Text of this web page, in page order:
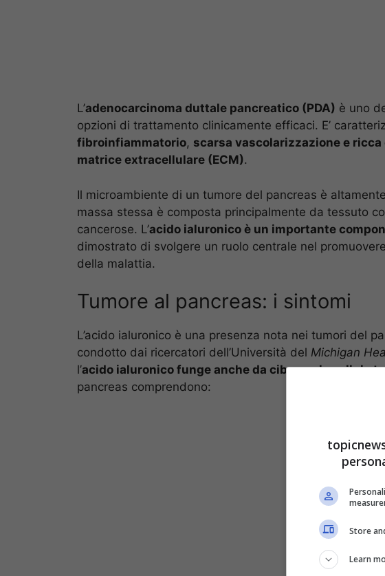
L’adenocarcinoma duttale pancreatico (PDA) è uno
opzioni di trattamento clinicamente efficaci. E’
fibroinfiammatorio, scarsa vascolarizzazione e
matrice extracellulare (ECM).
Il microambiente di un tumore del pancreas è
massa stessa è composta principalmente da tessuto
cancerose. L’acido ialuronico è un importante
dimostrato di svolgere un ruolo centrale nel
della malattia.
Tumore al pancreas: i sintomi
L’acido ialuronico è una presenza nota nei tumori del
condotto dai ricercatori dell’Università del Michigan
l’acido ialuronico funge anche da cibo per le cellule
pancreas comprendono:
Store
Learn